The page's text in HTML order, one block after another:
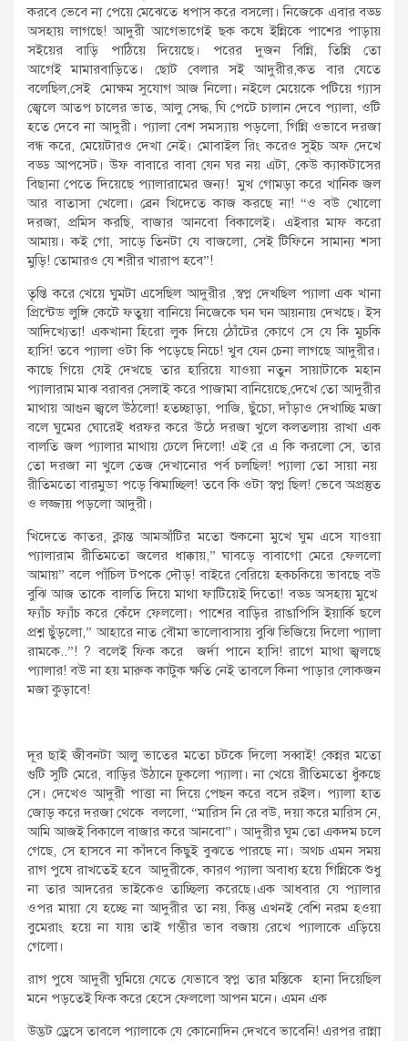
করবে ভেবে না পেয়ে মেঝেতে ধপাস করে বসলো। নিজেকে এবার বড্ড
অসহায় লাগছে! আদুরী আগেভাগেই ছক কষে ইন্নিকে পাশের পাড়ায়
সইয়ের বাড়ি পাঠিয়ে দিয়েছে। পরের দুজন বিন্নি, তিন্নি তো
আগেই মামারবাড়িতে। ছোট বেলার সই আদুরীর,কত বার যেতে
বলেছিল,সেই মোক্ষম সুযোগ আজ নিলো। নইলে মেয়েকে পটিয়ে গ্যাস
জ্বেলে আতপ চালের ভাত, আলু সেদ্ধ, ঘি পেটে চালান দেবে প্যালা, ওটি
হতে দেবে না আদুরী। প্যালা বেশ সমস্যায় পড়লো, গিন্নি ওভাবে দরজা
বন্ধ করে, মেয়েটারও দেখা নেই। মোবাইল রিং করেও সুইচ অফ দেখে
বড্ড আপসেট। উফ বাবারে বাবা যেন ঘর নয় এটা, কেউ ক্যাকটাসের
বিছানা পেতে দিয়েছে প্যালারামের জন্য! মুখ গোমড়া করে খানিক জল
আর বাতাসা খেলো। ব্রেন খিদেতে কাজ করছে না! “ও বউ খোলো
দরজা, প্রমিস করছি, বাজার আনবো বিকালেই। এইবার মাফ করো
আমায়। কই গো, সাড়ে তিনটা যে বাজলো, সেই টিফিনে সামান্য শসা
মুড়ি! তোমারও যে শরীর খারাপ হবে”!
তৃপ্তি করে খেয়ে ঘুমটা এসেছিল আদুরীর ,স্বপ্ন দেখছিল প্যালা এক খানা
প্রিন্টেড লুঙ্গি কেটে ফতুয়া বানিয়ে নিজেকে ঘন ঘন আয়নায় দেখছে। ইস
আদিখ্যেতা! একখানা হিরো লুক দিয়ে ঠোঁটের কোণে সে যে কি মুচকি
হাসি! তবে প্যালা ওটা কি পড়েছে নিচে! খুব যেন চেনা লাগছে আদুরীর।
কাছে গিয়ে যেই দেখছে তার হারিয়ে যাওয়া নতুন সায়াটাকে মহান
প্যালারাম মাঝ বরাবর সেলাই করে পাজামা বানিয়েছে,দেখে তো আদুরীর
মাথায় আগুন জ্বলে উঠলো! হতচ্ছাড়া, পাজি, ছুঁচো, দাঁড়াও দেখাচ্ছি মজা
বলে ঘুমের ঘোরেই ধরফর করে উঠে দরজা খুলে কলতলায় রাখা এক
বালতি জল প্যালার মাথায় ঢেলে দিলো! এই রে এ কি করলো সে, তার
তো দরজা না খুলে তেজ দেখানোর পর্ব চলছিল! প্যালা তো সায়া নয়
রীতিমতো বারমুডা পড়ে ঝিমাচ্ছিল! তবে কি ওটা স্বপ্ন ছিল! ভেবে অপ্রস্তুত
ও লজ্জায় পড়লো আদুরী।
খিদেতে কাতর, ক্লান্ত আমআঁটির মতো শুকনো মুখে ঘুম এসে যাওয়া
প্যালারাম রীতিমতো জলের ধাক্কায়,” ঘাবড়ে বাবাগো মেরে ফেললো
আমায়” বলে পাঁচিল টপকে দৌড়! বাইরে বেরিয়ে হকচকিয়ে ভাবছে বউ
বুঝি আজ তাকে বালতি দিয়ে মাথা ফাটিয়েই দিতো! বড্ড অসহায় মুখে
ফ্যাঁচ ফ্যাঁচ করে কেঁদে ফেললো। পাশের বাড়ির রাঙাপিসি ইয়ার্কি ছলে
প্রশ্ন ছুঁড়লো,” আহারে নাত বৌমা ভালোবাসায় বুঝি ভিজিয়ে দিলো প্যালা
রামকে..”! ? বলেই ফিক করে জর্দা পানে হাসি! রাগে মাথা জ্বলছে
প্যালার! বউ না হয় মারুক কাটুক ক্ষতি নেই তাবলে কিনা পাড়ার লোকজন
মজা কুড়াবে!
দূর ছাই জীবনটা আলু ভাতের মতো চটকে দিলো সব্বাই! কেন্নর মতো
গুটি সুটি মেরে, বাড়ির উঠানে ঢুকলো প্যালা। না খেয়ে রীতিমতো ধুঁকছে
সে। দেখেও আদুরী পাত্তা না দিয়ে পেছন করে বসে রইল। প্যালা হাত
জোড় করে দরজা থেকে বললো, “মারিস নি রে বউ, দয়া করে মারিস নে,
আমি আজই বিকালে বাজার করে আনবো”। আদুরীর ঘুম তো একদম চলে
গেছে, সে হাসবে না কাঁদবে কিছুই বুঝতে পারছে না। অথচ এমন সময়
রাগ পুষে রাখতেই হবে আদুরীকে, কারণ প্যালা অবাধ্য হয়ে গিন্নিকে শুধু
না তার আদরের ভাইকেও তাচ্ছিল্য করেছে।এক আধবার যে প্যালার
ওপর মায়া যে হচ্ছে না আদুরীর তা নয়, কিন্তু এখনই বেশি নরম হওয়া
বুমেরাং হয়ে না যায় তাই গম্ভীর ভাব বজায় রেখে প্যালাকে এড়িয়ে
গেলো।
রাগ পুষে আদুরী ঘুমিয়ে যেতে যেভাবে স্বপ্ন তার মস্তিকে হানা দিয়েছিল
মনে পড়তেই ফিক করে হেসে ফেললো আপন মনে। এমন এক
উদ্ভট ড্রেসে তাবলে প্যালাকে যে কোনোদিন দেখবে ভাবেনি! এরপর রান্না